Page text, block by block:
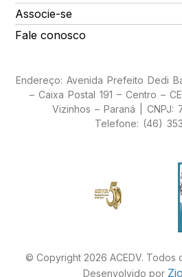
Associe-se
Fale conosco
Endereço: Avenida Prefeito Dedi
– Caixa Postal 191 – Centro –
Vizinhos – Paraná | CNPJ:
Telefone: (46)
© Copyright 2026 ACEDV. Todos
Desenvolvido por